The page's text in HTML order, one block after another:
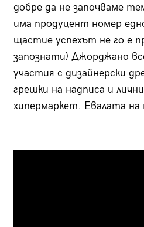
добре да не започваме
има продуцент номер
щастие успехът не го е
запознати) Джорджано
участия с дизайнерски
грешки на надписа и
хипермаркет. Евалата